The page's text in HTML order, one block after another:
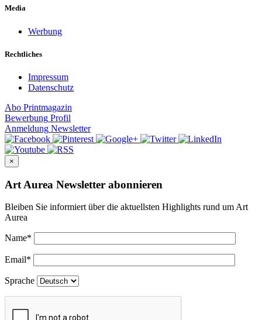
Media
Werbung
Rechtliches
Impressum
Datenschutz
Abo Printmagazin
Bewerbung Profil
Anmeldung Newsletter
×
Art Aurea Newsletter abonnieren
Bleiben Sie informiert über die aktuellsten Highlights rund um Art
Aurea
Name*
Email*
Sprache